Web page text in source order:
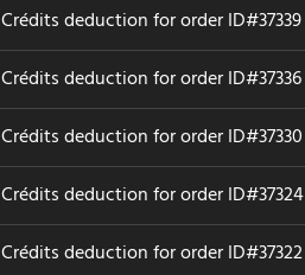
Crédits deduction for order ID#37339
Crédits deduction for order ID#37336
Crédits deduction for order ID#37330
Crédits deduction for order ID#37324
Crédits deduction for order ID#37322